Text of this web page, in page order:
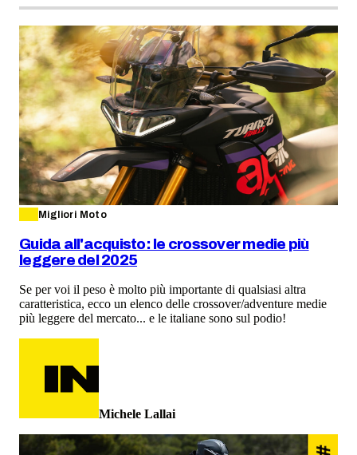
Migliori Moto
Guida all'acquisto: le crossover medie più
leggere del 2025
Se per voi il peso è molto più importante di qualsiasi altra
caratteristica, ecco un elenco delle crossover/adventure medie
più leggere del mercato... e le italiane sono sul podio!
Michele Lallai